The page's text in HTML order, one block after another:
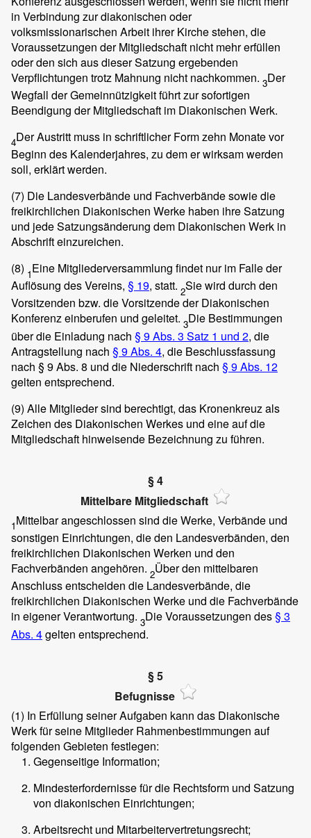
in Verbindung zur diakonischen oder
volksmissionarischen Arbeit ihrer Kirche stehen, die
Voraussetzungen der Mitgliedschaft nicht mehr erfüllen
oder den sich aus dieser Satzung ergebenden
Verpflichtungen trotz Mahnung nicht nachkommen. 3Der
Wegfall der Gemeinnützigkeit führt zur sofortigen
Beendigung der Mitgliedschaft im Diakonischen Werk.
4Der Austritt muss in schriftlicher Form zehn Monate vor
Beginn des Kalenderjahres, zu dem er wirksam werden
soll, erklärt werden.
(7) Die Landesverbände und Fachverbände sowie die
freikirchlichen Diakonischen Werke haben ihre Satzung
und jede Satzungsänderung dem Diakonischen Werk in
Abschrift einzureichen.
(8) 1Eine Mitgliederversammlung findet nur im Falle der
Auflösung des Vereins, § 19, statt. 2Sie wird durch den
Vorsitzenden bzw. die Vorsitzende der Diakonischen
Konferenz einberufen und geleitet. 3Die Bestimmungen
über die Einladung nach § 9 Abs. 3 Satz 1 und 2, die
Antragstellung nach § 9 Abs. 4, die Beschlussfassung
nach § 9 Abs. 8 und die Niederschrift nach § 9 Abs. 12
gelten entsprechend.
(9) Alle Mitglieder sind berechtigt, das Kronenkreuz als
Zeichen des Diakonischen Werkes und eine auf die
Mitgliedschaft hinweisende Bezeichnung zu führen.
§ 4
Mittelbare Mitgliedschaft
1Mittelbar angeschlossen sind die Werke, Verbände und
sonstigen Einrichtungen, die den Landesverbänden, den
freikirchlichen Diakonischen Werken und den
Fachverbänden angehören. 2Über den mittelbaren
Anschluss entscheiden die Landesverbände, die
freikirchlichen Diakonischen Werke und die Fachverbände
in eigener Verantwortung. 3Die Voraussetzungen des§ 3
Abs. 4gelten entsprechend.
§ 5
Befugnisse
(1) In Erfüllung seiner Aufgaben kann das Diakonische
Werk für seine Mitglieder Rahmenbestimmungen auf
folgenden Gebieten festlegen:
Gegenseitige Information;
Mindesterfordernisse für die Rechtsform und Satzung
von diakonischen Einrichtungen;
Arbeitsrecht und Mitarbeitervertretungsrecht;